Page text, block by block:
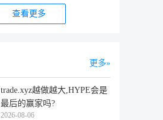
查看更多
更多
trade.xyz越做越大,HYPE会是
最后的赢家吗?
2026-08-06